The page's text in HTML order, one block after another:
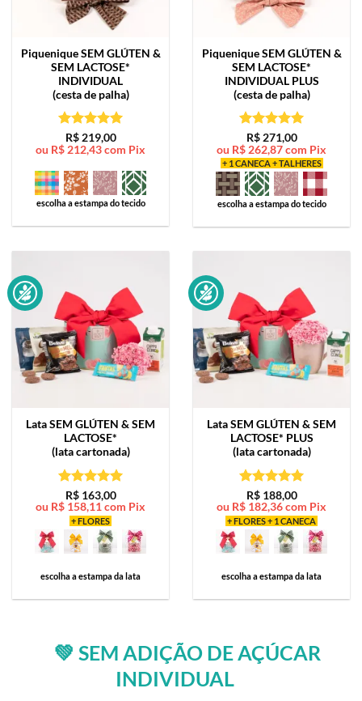
Piquenique SEM GLÚTEN &
SEM LACTOSE*
INDIVIDUAL
(cesta de palha)
Avaliação5
de 5
R$219,00
ou R$ 212,43com Pix
escolha a estampa do tecido
Piquenique SEM GLÚTEN &
SEM LACTOSE*
INDIVIDUAL PLUS
(cesta de palha)
Avaliação5
de 5
R$271,00
ou R$ 262,87com Pix
+ 1 CANECA + TALHERES
escolha a estampa do tecido
LataSEM GLÚTEN & SEM
LACTOSE*
(lata cartonada)
Avaliação5
de 5
R$163,00
ou R$ 158,11 com Pix
+ FLORES
escolha a estampa da lata
LataSEM GLÚTEN & SEM
LACTOSE* PLUS
(lata cartonada)
Avaliação5
de 5
R$188,00
ou R$ 182,36com Pix
+ FLORES + 1 CANECA
escolha a estampa da lata
💚 SEM ADIÇÃO DE AÇÚCAR
INDIVIDUAL